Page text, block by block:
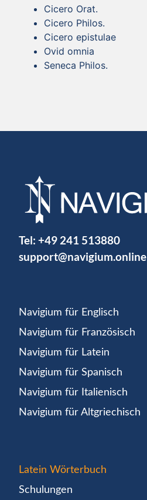
Cicero Orat.
Cicero Philos.
Cicero epistulae
Ovid omnia
Seneca Philos.
Tel: +49 241 513880
support@navigium.online
Navigium für Englisch
Navigium für Französisch
Navigium für Latein
Navigium für Spanisch
Navigium für Italienisch
Navigium für Altgriechisch
Latein Wörterbuch
Schulungen